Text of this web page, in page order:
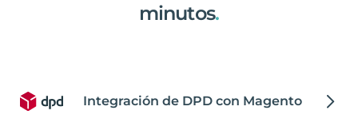
minutos.
Integración de DPD con Magento